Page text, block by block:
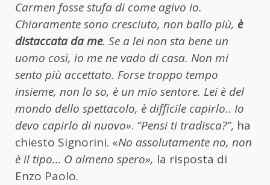
Carmen fosse stufa di come agivo io.
Chiaramente sono cresciuto, non ballo più, è
distaccata da me. Se a lei non sta bene un
uomo così, io me ne vado di casa. Non mi
sento più accettato. Forse troppo tempo
insieme, non lo so, è un mio sentore. Lei è del
mondo dello spettacolo, è difficile capirlo.. Io
devo capirlo di nuovo». “Pensi ti tradisca?”, ha
chiesto Signorini. «No assolutamente no, non
è il tipo… O almeno spero», la risposta di
Enzo Paolo.